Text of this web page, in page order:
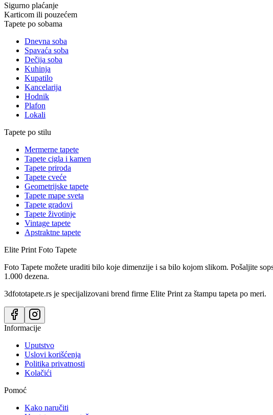
Sigurno plaćanje
Karticom ili pouzećem
Tapete po sobama
Dnevna soba
Spavaća soba
Dečija soba
Kuhinja
Kupatilo
Kancelarija
Hodnik
Plafon
Lokali
Tapete po stilu
Mermerne tapete
Tapete cigla i kamen
Tapete priroda
Tapete cveće
Geometrijske tapete
Tapete mape sveta
Tapete gradovi
Tapete životinje
Vintage tapete
Apstraktne tapete
Elite Print Foto Tapete
Foto Tapete možete uraditi bilo koje dimenzije i sa bilo kojom slikom. Pošaljite
1.000 dezena.
3dfototapete.rs je specijalizovani brend firme Elite Print za štampu tapeta po meri.
Informacije
Uputstvo
Uslovi korišćenja
Politika privatnosti
Kolačići
Pomoć
Kako naručiti